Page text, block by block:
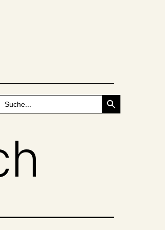
for:
Search Button